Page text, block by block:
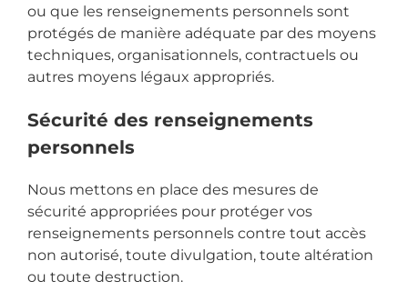
ou que les renseignements personnels sont
protégés de manière adéquate par des moyens
techniques, organisationnels, contractuels ou
autres moyens légaux appropriés.
Sécurité des renseignements
personnels
Nous mettons en place des mesures de
sécurité appropriées pour protéger vos
renseignements personnels contre tout accès
non autorisé, toute divulgation, toute altération
ou toute destruction.